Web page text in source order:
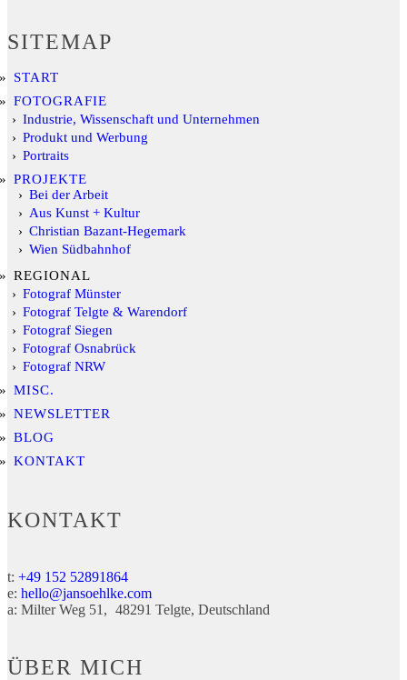
SITEMAP
START
FOTOGRAFIE
Industrie, Wissenschaft und Unternehmen
Produkt und Werbung
Portraits
PROJEKTE
Bei der Arbeit
Aus Kunst + Kultur
Christian Bazant-Hegemark
Wien Südbahnhof
REGIONAL
Fotograf Münster
Fotograf Telgte & Warendorf
Fotograf Siegen
Fotograf Osnabrück
Fotograf NRW
MISC.
NEWSLETTER
BLOG
KONTAKT
KONTAKT
t: +49 152 52891864
e: hello@jansoehlke.com
a: Milter Weg 51 48291 Telgte Deutschland
ÜBER MICH